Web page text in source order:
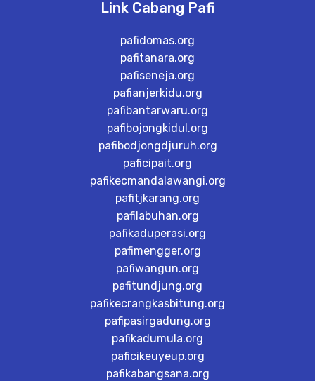
Link Cabang Pafi
pafidomas.org
pafitanara.org
pafiseneja.org
pafianjerkidu.org
pafibantarwaru.org
pafibojongkidul.org
pafibodjongdjuruh.org
paficipait.org
pafikecmandalawangi.org
pafitjkarang.org
pafilabuhan.org
pafikaduperasi.org
pafimengger.org
pafiwangun.org
pafitundjung.org
pafikecrangkasbitung.org
pafipasirgadung.org
pafikadumula.org
paficikeuyeup.org
pafikabangsana.org